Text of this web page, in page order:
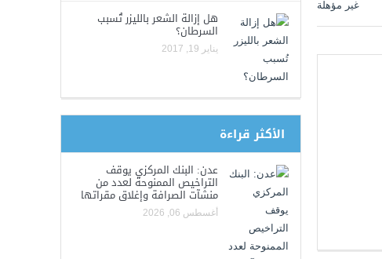
هل إزالة الشعر بالليزر تُسبب
السرطان؟
يناير 19, 2017
الأكثر قراءة
عدن: البنك المركزي يوقف
التراخيص الممنوحة لعدد من
منشآت الصرافة وإغلاق مقراتها
أغسطس 06, 2026